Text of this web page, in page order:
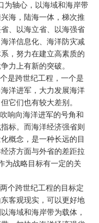
为轴心，以海域和海岸带
海，陆海一体，梯次推
、以海立省、以海强省
洋信息化、海洋防灾减
，努力在建立高素质的
力上有新的突破。
是跨世纪工程，一个是
洋进军，大力发展海洋
它们也有较大差别。
响向海洋进军的号角和
标。而海洋经济强省则
概念，是一种长远的目
济方面与外省的差距拉
为战略目标有一定的关
个跨世纪工程的目标定
客观现实，可以更好地
海域和海岸带为载体，